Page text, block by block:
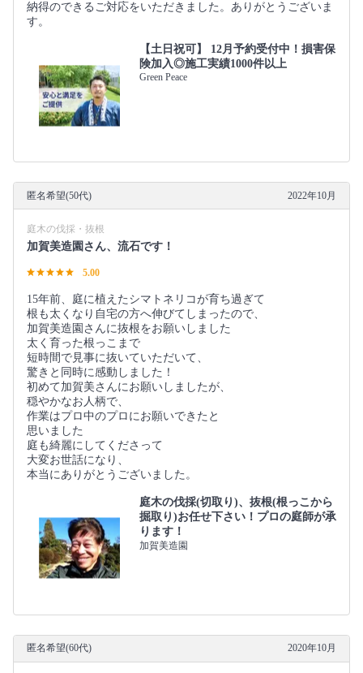
納得のできるご対応をいただきました。ありがとうございま
す。
【土日祝可】 12月予約受付中！損害保
険加入◎施工実績1000件以上
Green Peace
匿名希望(50代) 2022年10月
庭木の伐採・抜根
加賀美造園さん、流石です！
5.00
15年前、庭に植えたシマトネリコが育ち過ぎて
根も太くなり自宅の方へ伸びてしまったので、
加賀美造園さんに抜根をお願いしました
太く育った根っこまで
短時間で見事に抜いていただいて、
驚きと同時に感動しました！
初めて加賀美さんにお願いしましたが、
穏やかなお人柄で、
作業はプロ中のプロにお願いできたと
思いました
庭も綺麗にしてくださって
大変お世話になり、
本当にありがとうございました。
庭木の伐採(切取り)、抜根(根っこから
掘取り)お任せ下さい！プロの庭師が承
ります！
加賀美造園
匿名希望(60代) 2020年10月